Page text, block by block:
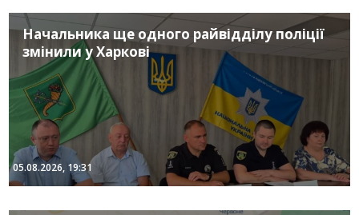
Начальника ще одного райвідділу поліції
змінили у Харкові
05.08.2026, 19:31